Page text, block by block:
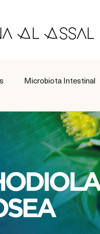
Microbiota Intestinal
Tratamento